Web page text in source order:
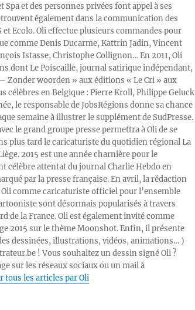
et des personnes privées font appel à ses
également dans la communication des
et Ecolo. Oli effectue plusieurs commandes pour
comme Denis Ducarme, Kattrin Jadin, Vincent
Istasse, Christophe Collignon… En 2011, Oli
dont Le Poiscaille, journal satirique indépendant,
Zonder woorden » aux éditions « Le Cri » aux
célèbres en Belgique : Pierre Kroll, Philippe Geluck
le responsable de JobsRégions donne sa chance
semaine à illustrer le supplément de SudPresse.
le grand groupe presse permettra à Oli de se
plus tard le caricaturiste du quotidien régional La
2015 est une année charnière pour le
célèbre attentat du journal Charlie Hebdo en
par la presse française. En avril, la rédaction
comme caricaturiste officiel pour l’ensemble
sont désormais popularisés à travers
de la France. Oli est également invité comme
2015 sur le thème Moonshot. Enfin, il présente
dessinées, illustrations, vidéos, animations… )
! Vous souhaitez un dessin signé Oli ?
sur les réseaux sociaux ou un mail à
tous les articles par Oli